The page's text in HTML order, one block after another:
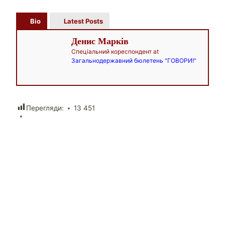
Bio Latest Posts
Денис Марків
Спеціальний кореспондент at
Загальнодержавний бюлетень "ГОВОРИ!"
Перегляди: 13 451